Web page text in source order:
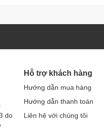
do
Hỗ trợ khách hàng
Hướng dẫn mua hàng
Hướng dẫn thanh toán
Liên hệ với chúng tôi